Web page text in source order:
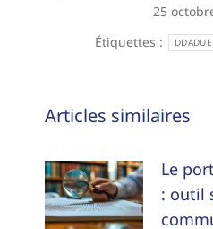
25
Étiquettes :
DDADUE
Navigation
article
Articles similaires
Le
: outil